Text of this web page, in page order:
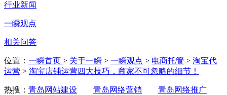
行业新闻
一瞬观点
相关问答
位置： 一瞬首页 > 关于一瞬 > 一瞬观点 > 电商托管 > 淘宝代
运营 > 淘宝店铺运营四大技巧，商家不可忽略的细节！
热搜： 青岛网站建设 青岛网络营销
青岛网络推广